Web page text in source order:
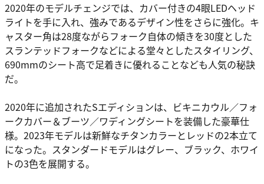
2020年のモデルチェンジでは、カバー付きの4眼LEDヘッド
ライトを手に入れ、強みであるデザイン性をさらに強化。キ
ャスター角は28度ながらフォーク自体の傾きを30度とした
スランテッドフォークなどによる堂々としたスタイリング、
690mmのシート高で足着きに優れることなども人気の秘訣
だ。
2020年に追加されたSエディションは、ビキニカウル／フォ
ークカバー＆ブーツ／ワディングシートを装備した豪華仕
様。2023年モデルは新鮮なチタンカラーとレッドの2本立て
になった。スタンダードモデルはグレー、ブラック、ホワイ
トの3色を展開する。